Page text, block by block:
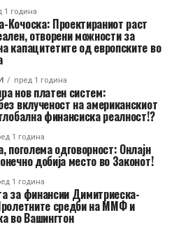
1 година
Кочоска: Проектираниот раст
отворени можности за
капацитетите од европските во
пред 1 година
нов платен систем:
вклученост на американскиот
финансиска реалност!?
1 година
поголема одговорност: Онлајн
добија место во Законот!
1 година
за финансии Димитриеска-
средби на ММФ и
во Вашингтон